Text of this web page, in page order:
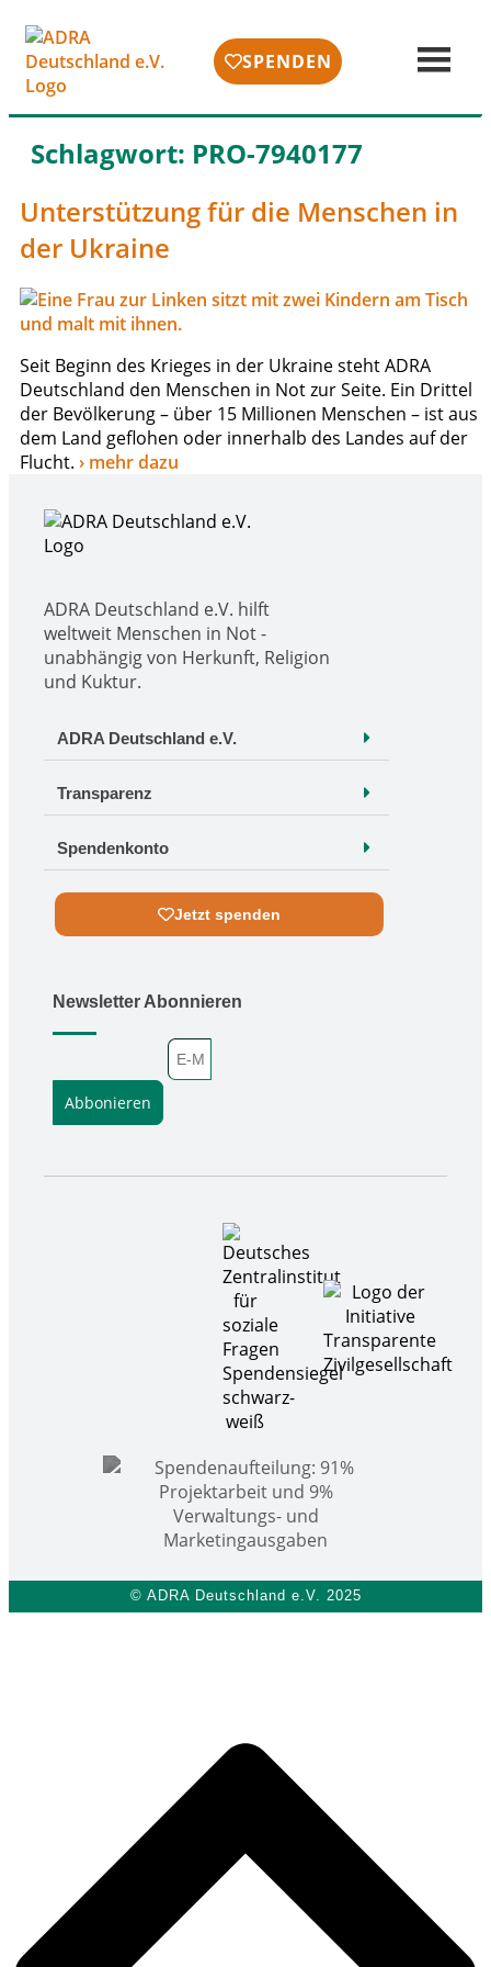
SPENDEN
Schlagwort: PRO-7940177
Unterstützung für die Menschen in
der Ukraine
Seit Beginn des Krieges in der Ukraine steht ADRA
Deutschland den Menschen in Not zur Seite. Ein Drittel
der Bevölkerung – über 15 Millionen Menschen – ist aus
dem Land geflo­hen oder inner­halb des Landes auf der
Flucht. › mehr dazu
ADRA Deutschland e.V. hilft
weltweit Menschen in Not -
unabhängig von Herkunft, Religion
und Kuktur.
ADRA Deutschland e.V.
Transparenz
Spendenkonto
Jetzt spenden
Newsletter Abonnieren
Abbonieren
© ADRA Deutschland e.V. 2025